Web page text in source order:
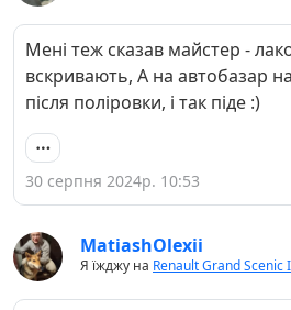
Мені теж сказав майстер -
вскривають, А на автобазар
після поліровки, і так піде :)
30 серпня 2024р. 10:53
MatiashOlexii
Я їжджу на Renault Grand Scenic